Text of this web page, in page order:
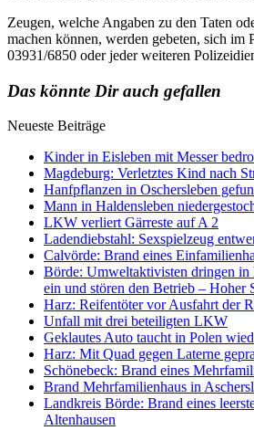
Zeugen, welche Angaben zu den Taten
machen können, werden gebeten, sich im
03931/6850 oder jeder weiteren
Das könnte Dir auch gefallen
Neueste Beiträge
Kinder in Eisleben mit Messer
Magdeburg: Verletztes Kind nach
Hanfpflanzen in Oschersleben
Mann in Haldensleben
LKW verliert Gärreste auf A 2
Ladendiebstahl: Sexspielzeug
Calvörde: Brand eines
Börde: Umweltaktivisten dringen in
ein und stören den Betrieb – Hoher
Harz: Reifentöter vor Ausfahrt der
Unfall mit drei beteiligten LKW
Geklautes Auto taucht in Polen
Harz: Mit Quad gegen Laterne
Schönebeck: Brand eines
Brand Mehrfamilienhaus in
Landkreis Börde: Brand eines
Altenhausen